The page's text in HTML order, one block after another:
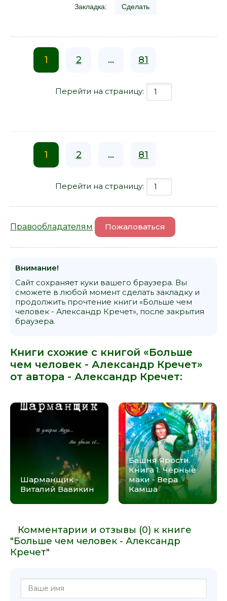
Закладка: Сделать
1 2 ... 81
Перейти на страницу:
1 2 ... 81
Перейти на страницу:
Правообладателям Пожаловаться
Внимание!
Сайт сохраняет куки вашего браузера. Вы
сможете в любой момент сделать закладку и
продолжить прочтение книги «Больше чем
человек - Александр Кречет», после закрытия
браузера.
Книги схожие с книгой «Больше
чем человек - Александр Кречет»
от автора - Александр Кречет:
Шарманщик -
Виталий Вавикин
Башня Ярости.
Книга 1. Чёрные
маки - Вера
Камша
Комментарии и отзывы (0) к книге
"Больше чем человек - Александр
Кречет"